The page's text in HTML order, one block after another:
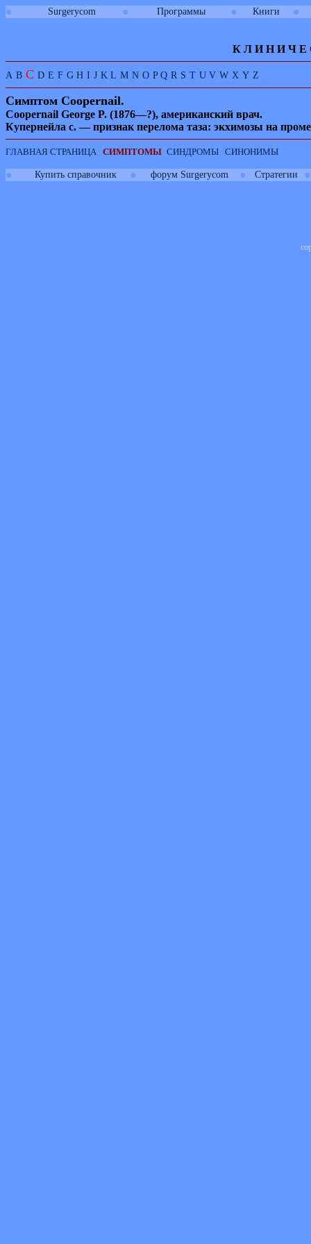
● Surgerycom ● Программы ● Книги ●
К Л И Н И Ч Е
A B C D E F G H I J K L M N O P Q R S T U V W X Y Z
Симптом Coopernail.
Coopernail George P. (1876—?), американский врач.
Купернейла с. — признак перелома таза: экхимозы на
ГЛАВНАЯ СТРАНИЦА СИМПТОМЫ СИНДРОМЫ СИНОНИМЫ
● Купить справочник ● форум Surgerycom ● Стратегии ●